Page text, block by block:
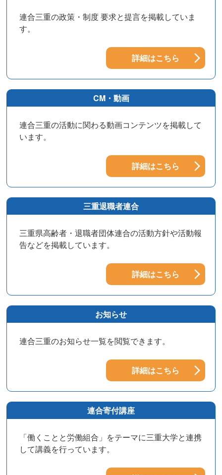
連合三重の政策・制度 要求と提言を掲載していま
す。
詳細はこちら
CM・動画
連合三重の活動に関わる動画コンテンツを掲載して
います。
詳細はこちら
三重退職者連合
三重県高齢者・退職者団体連合の活動方針や活動報
告などを掲載しています。
詳細はこちら
お知らせ
連合三重のお知らせ一覧を閲覧できます。
詳細はこちら
連合寄付講座
「働くことと労働組合」をテーマに三重大学と連携
して講義を行っています。